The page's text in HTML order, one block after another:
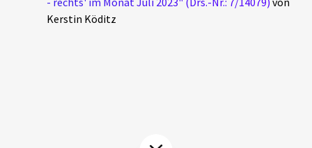
SpendenKerstin Köditz